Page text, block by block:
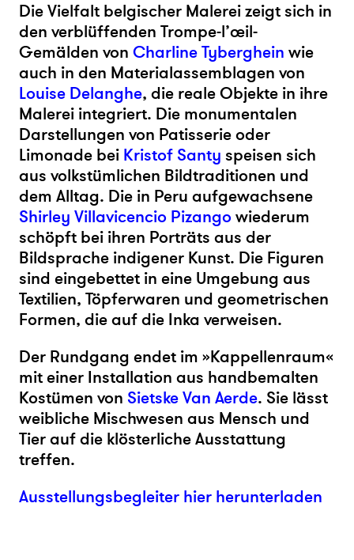
Die Vielfalt belgischer Malerei zeigt sich in
den verblüffenden Trompe-l’œil-
Gemälden von Charline Tyberghein wie
auch in den Materialassemblagen von
Louise Delanghe, die reale Objekte in ihre
Malerei integriert. Die monumentalen
Darstellungen von Patisserie oder
Limonade bei Kristof Santy speisen sich
aus volkstümlichen Bildtraditionen und
dem Alltag. Die in Peru aufgewachsene
Shirley Villavicencio Pizango wiederum
schöpft bei ihren Porträts aus der
Bildsprache indigener Kunst. Die Figuren
sind eingebettet in eine Umgebung aus
Textilien, Töpferwaren und geometrischen
Formen, die auf die Inka verweisen.
Der Rundgang endet im »Kappellenraum«
mit einer Installation aus handbemalten
Kostümen von Sietske Van Aerde. Sie lässt
weibliche Mischwesen aus Mensch und
Tier auf die klösterliche Ausstattung
treffen.
Ausstellungsbegleiter hier herunterladen